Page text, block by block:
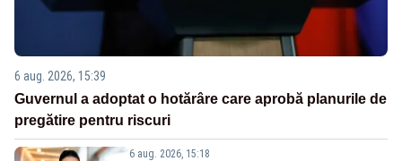
6 aug. 2026, 15:39
Guvernul a adoptat o hotărâre care aprobă planurile de
pregătire pentru riscuri
6 aug. 2026, 15:18